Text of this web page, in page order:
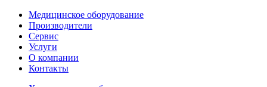
Медицинское оборудование
Производители
Сервис
Услуги
О компании
Контакты